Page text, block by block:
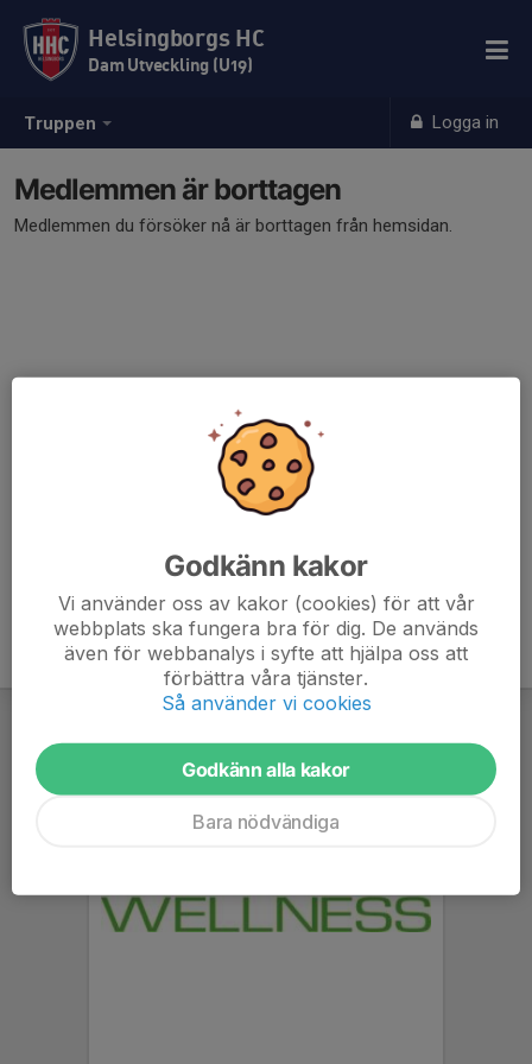
Truppen Logga in
Helsingborgs HC
Dam Utveckling (U19)
Medlemmen är borttagen
Medlemmen du försöker nå är borttagen från hemsidan.
Godkänn kakor
Vi använder oss av kakor (cookies) för att vår
webbplats ska fungera bra för dig. De används
även för webbanalys i syfte att hjälpa oss att
förbättra våra tjänster.
Så använder vi cookies
Godkänn alla kakor
Bara nödvändiga